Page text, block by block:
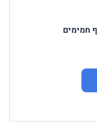
חמימים